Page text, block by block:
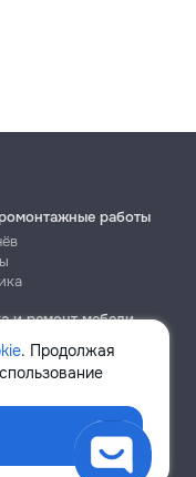
. Продолжая
работы
и ремонт мебели